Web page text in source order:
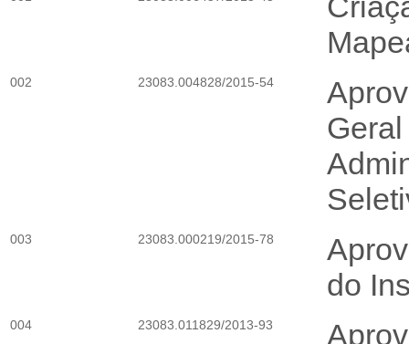
002 23083.004828/2015-54
003 23083.000219/2015-78
do
004 23083.011829/2013-93